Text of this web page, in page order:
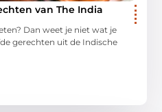
van The India
Dan weet je niet wat je
gerechten uit de Indische